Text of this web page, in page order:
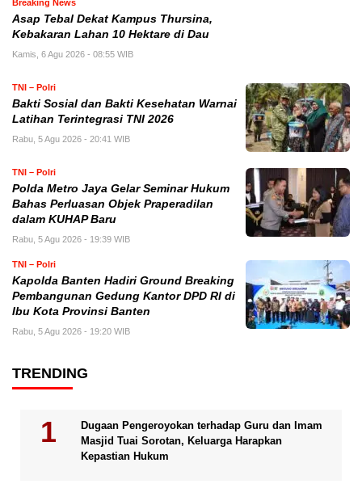
Breaking News
Asap Tebal Dekat Kampus Thursina,
Kebakaran Lahan 10 Hektare di Dau
Kamis, 6 Agu 2026 - 08:55 WIB
TNI – Polri
Bakti Sosial dan Bakti Kesehatan Warnai
Latihan Terintegrasi TNI 2026
Rabu, 5 Agu 2026 - 20:41 WIB
TNI – Polri
Polda Metro Jaya Gelar Seminar Hukum
Bahas Perluasan Objek Praperadilan
dalam KUHAP Baru
Rabu, 5 Agu 2026 - 19:39 WIB
TNI – Polri
Kapolda Banten Hadiri Ground Breaking
Pembangunan Gedung Kantor DPD RI di
Ibu Kota Provinsi Banten
Rabu, 5 Agu 2026 - 19:20 WIB
TRENDING
Dugaan Pengeroyokan terhadap Guru dan Imam
Masjid Tuai Sorotan, Keluarga Harapkan
Kepastian Hukum